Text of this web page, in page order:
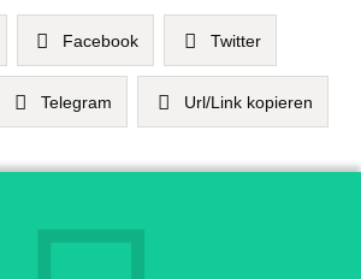
Facebook Twitter
Telegram Url/Link kopieren